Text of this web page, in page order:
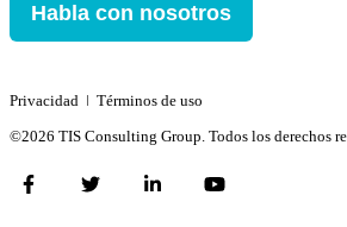
Habla con nosotros
Privacidad ǀ Términos de uso
©2026 TIS Consulting Group. Todos los derechos